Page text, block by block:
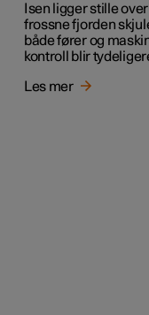
Isen ligger stille
frossne fjorden
både fører og
kontroll blir
Les mer